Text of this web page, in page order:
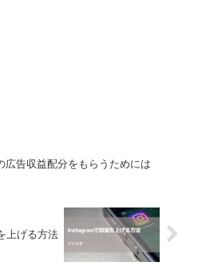
広告収益配分をもらうためには
上げる方法